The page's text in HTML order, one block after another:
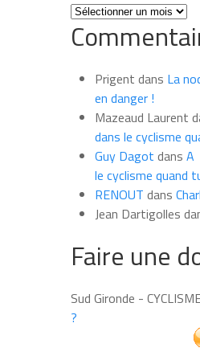
Toutes
les
news
moisPrigent dans La
en danger !
Mazeaud Laurent
dans le cyclisme
Guy Dagot dans A
le cyclisme quand
RENOUT dans
Jean Dartigolles
Faire une
Sud Gironde -
?